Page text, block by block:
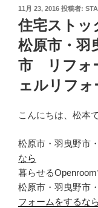
投
稿
日:
11月 23, 2016 投稿者:
住宅スト
松原市・羽
市 リフォ
ェルリフ
こんにちは、松本
松原市・羽曳野市
なら
暮らせる
松原市・羽曳野市
フォームをするなら